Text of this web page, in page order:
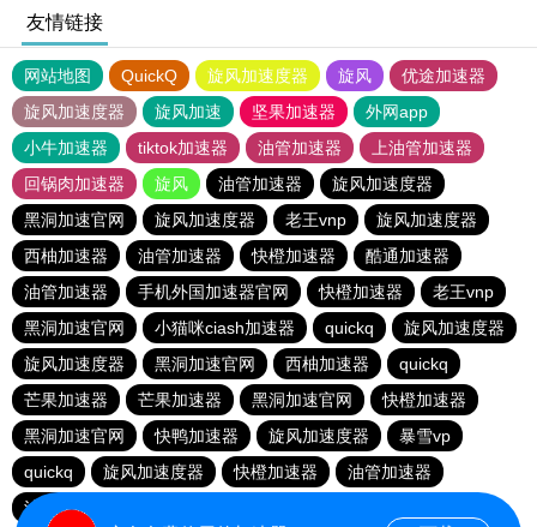
友情链接
网站地图 QuickQ 旋风加速度器 旋风
优途加速器
旋风加速度器
旋风加速 坚果加速器
外网app
小牛加速器
tiktok加速器 油管加速器
上油管加速器
回锅肉加速器
旋风 油管加速器
旋风加速度器
黑洞加速官网
旋风加速度器 老王vnp
旋风加速度器
西柚加速器
油管加速器 快橙加速器
酷通加速器
油管加速器
手机外国加速器官网 快橙加速器
老王vnp
黑洞加速官网
小猫咪ciash加速器 quickq
旋风加速度器
旋风加速度器
黑洞加速官网 西柚加速器
quickq
芒果加速器
芒果加速器 黑洞加速官网
快橙加速器
黑洞加速官网
快鸭加速器 旋风加速度器
暴雪vp
quickq
旋风加速度器 快橙加速器
油管加速器
油管加速器